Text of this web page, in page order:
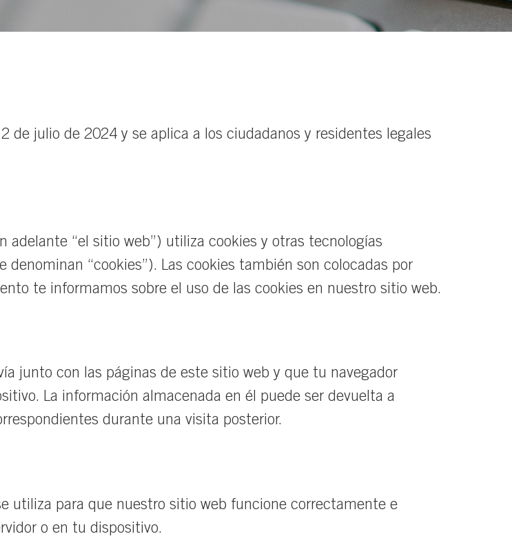
de julio de 2024 y se aplica a los ciudadanos y residentes legales
adelante “el sitio web”) utiliza cookies y otras tecnologías
“cookies”). Las cookies también son colocadas por
te informamos sobre el uso de las cookies en nuestro sitio web.
junto con las páginas de este sitio web y que tu navegador
La información almacenada en él puede ser devuelta a
durante una visita posterior.
utiliza para que nuestro sitio web funcione correctamente e
o en tu dispositivo.